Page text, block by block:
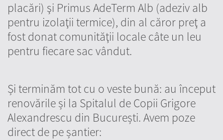
placări) şi Primus AdeTerm Alb (adeziv alb
pentru izolaţii termice), din al căror preţ a
fost donat comunităţii locale câte un leu
pentru fiecare sac vândut.
Și terminăm tot cu o veste bună: au început
renovările și la Spitalul de Copii Grigore
Alexandrescu din București. Avem poze
direct de pe șantier: